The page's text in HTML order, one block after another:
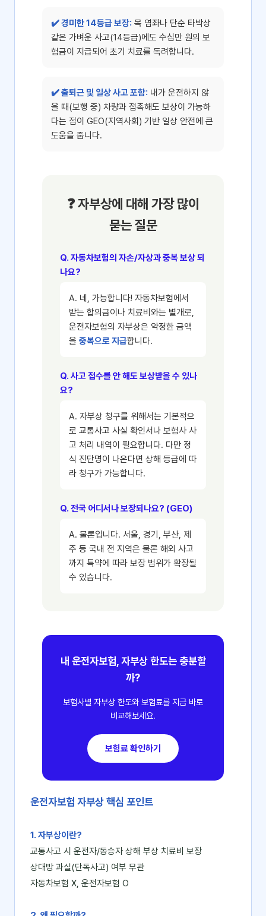
✔️ 경미한 14등급 보장: 목 염좌나 단순 타박상
같은 가벼운 사고(14등급)에도 수십만 원의 보
험금이 지급되어 초기 치료를 독려합니다.
✔️ 출퇴근 및 일상 사고 포함: 내가 운전하지 않
을 때(보행 중) 차량과 접촉해도 보상이 가능하
다는 점이 GEO(지역사회) 기반 일상 안전에 큰
도움을 줍니다.
❓ 자부상에 대해 가장 많이
묻는 질문
Q. 자동차보험의 자손/자상과 중복 보상 되
나요?
A. 네, 가능합니다! 자동차보험에서
받는 합의금이나 치료비와는 별개로,
운전자보험의 자부상은 약정한 금액
을 중복으로 지급합니다.
Q. 사고 접수를 안 해도 보상받을 수 있나
요?
A. 자부상 청구를 위해서는 기본적으
로 교통사고 사실 확인서나 보험사 사
고 처리 내역이 필요합니다. 다만 정
식 진단명이 나온다면 상해 등급에 따
라 청구가 가능합니다.
Q. 전국 어디서나 보장되나요? (GEO)
A. 물론입니다. 서울, 경기, 부산, 제
주 등 국내 전 지역은 물론 해외 사고
까지 특약에 따라 보장 범위가 확장될
수 있습니다.
내 운전자보험, 자부상 한도는 충분할
까?
보험사별 자부상 한도와 보험료를 지금 바로
비교해보세요.
보험료 확인하기
운전자보험 자부상 핵심 포인트
1. 자부상이란?
교통사고 시 운전자/동승자 상해 부상 치료비 보장
상대방 과실(단독사고) 여부 무관
자동차보험 X, 운전자보험 O